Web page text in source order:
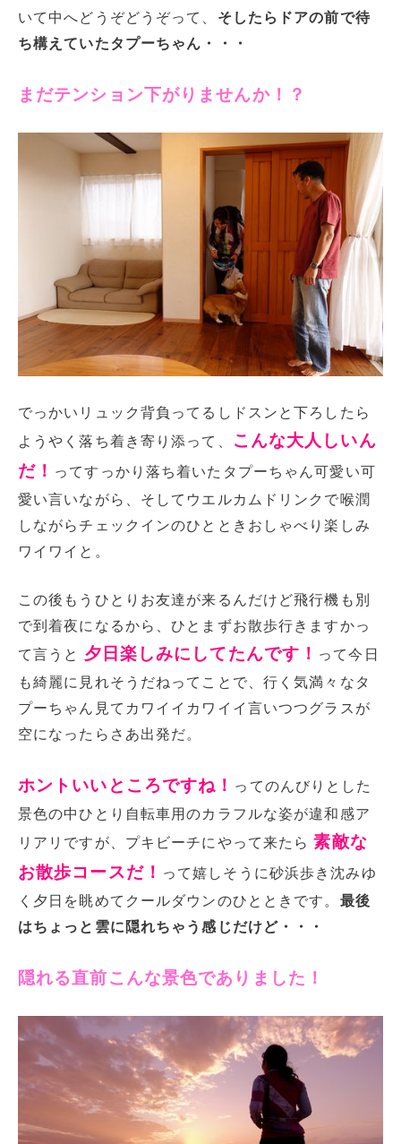
いて中へどうぞどうぞって、 そしたらドアの前で待
ち構えていたタプーちゃん・・・
まだテンション下がりませんか！？
でっかいリュック背負ってるしドスンと下ろしたら
ようやく落ち着き寄り添って、
こんな大人しいん
だ！ ってすっかり落ち着いたタプーちゃん可愛い可
愛い言いながら、そしてウエルカムドリンクで喉潤
しながらチェックインのひとときおしゃべり楽しみ
ワイワイと。
この後もうひとりお友達が来るんだけど飛行機も別
で到着夜になるから、ひとまずお散歩行きますかっ
て言うと 夕日楽しみにしてたんです！ って今日
も綺麗に見れそうだねってことで、行く気満々なタ
プーちゃん見てカワイイカワイイ言いつつグラスが
空になったらさあ出発だ。
ホントいいところですね！ ってのんびりとした
景色の中ひとり自転車用のカラフルな姿が違和感ア
リアリですが、プキビーチにやって来たら素敵な
お散歩コースだ！ って嬉しそうに砂浜歩き沈みゆ
く夕日を眺めてクールダウンのひとときです。 最後
はちょっと雲に隠れちゃう感じだけど・・・
隠れる直前こんな景色でありました！